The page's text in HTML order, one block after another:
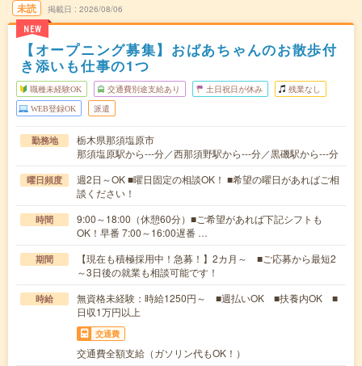
未読
NEW
掲載日 2026/08/06
【オープニング募集】おばあちゃんのお散歩付
き添いも仕事の1つ
職種未経験OK 交通費別途支給あり 土日祝日が休み 残業なし
WEB登録OK 派遣
勤務地
栃木県那須塩原市
那須塩原駅から---分／西那須野駅から---分／黒磯駅から---分
曜日頻度
週2日～OK ■曜日固定の相談OK！ ■希望の曜日があればご相
談ください！
時間
9:00～18:00（休憩60分）■ご希望があれば下記シフトも
OK！早番 7:00～16:00遅番 …
期間
【現在も積極採用中！急募！】2カ月～ ■ご応募から最短2
～3日後の就業も相談可能です！
時給
無資格未経験：時給1250円～ ■週払いOK ■扶養内OK ■
日収1万円以上
交通費
交通費全額支給（ガソリン代もOK！）